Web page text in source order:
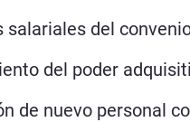
del
del poder
de nuevo personal